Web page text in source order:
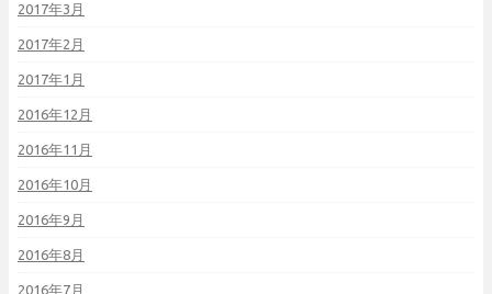
2017年3月
2017年2月
2017年1月
2016年12月
2016年11月
2016年10月
2016年9月
2016年8月
2016年7月